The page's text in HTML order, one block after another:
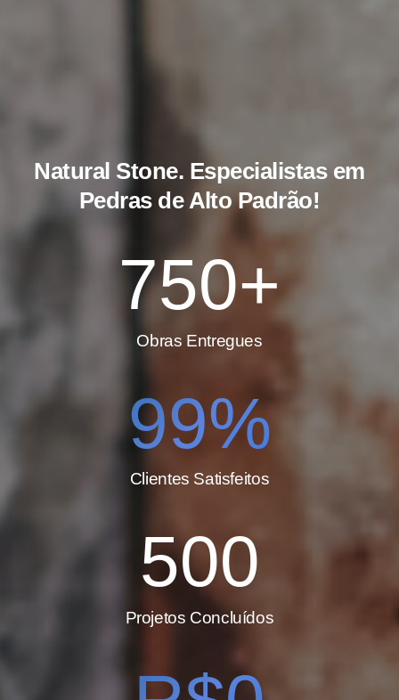
Natural Stone. Especialistas em
Pedras de Alto Padrão!
750+
Obras Entregues
99%
Clientes Satisfeitos
500
Projetos Concluídos